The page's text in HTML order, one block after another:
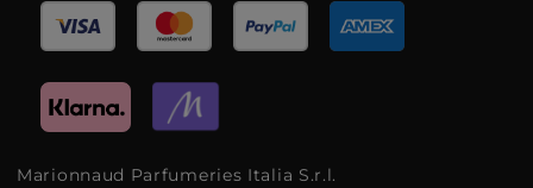
Marionnaud Parfumeries Italia S.r.l.